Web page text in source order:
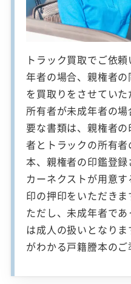
トラック買取でご依
年者の場合、親権者
を買取りをさせていた
所有者が未成年者の
要な書類は、親権者
者とトラックの所有
本、親権者の印鑑登録
カーネクストが用意
印の押印をいただきま
ただし、未成年者で
は成人の扱いとなり
がわかる戸籍謄本のご